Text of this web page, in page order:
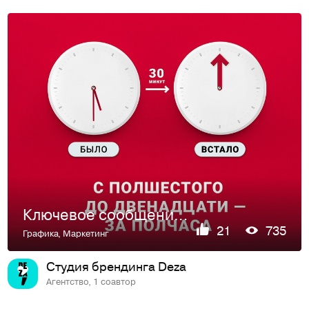
Ключевое сообщение и образ для запуска ReJump в России
Графика, Маркетинг 21 735
Студия брендинга Deza
Агентство, 1 соавтор